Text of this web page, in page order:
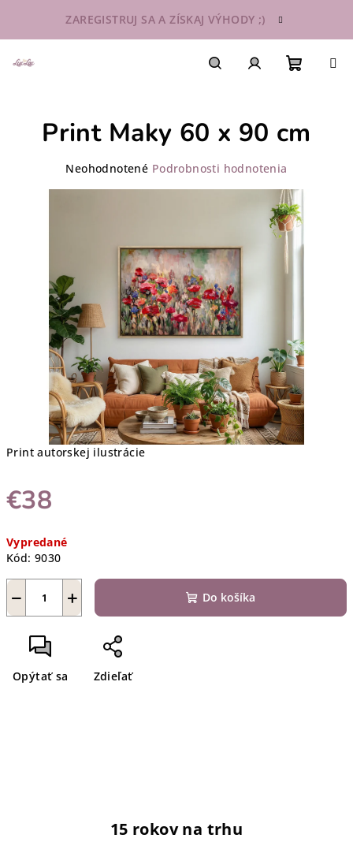
obsah
ZAREGISTRUJ SA A ZÍSKAJ VÝHODY ;)
košík
Print autorskej ilustrácie
€38
cena:
Vypredané
Kód: 9030
+
− Do košíka
Opýtať sa Zdieľať
Print Maky 60 x 90 cm
Priemerné
hviezdičiek.
Neohodnotené Podrobnosti hodnotenia
15 rokov na trhu